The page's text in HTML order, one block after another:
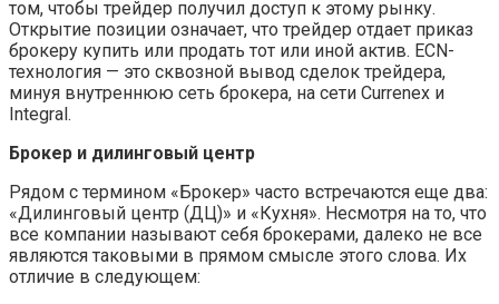
том, чтобы трейдер получил доступ к этому рынку.
Открытие позиции означает, что трейдер отдает приказ
брокеру купить или продать тот или иной актив. ECN-
технология — это сквозной вывод сделок трейдера,
минуя внутреннюю сеть брокера, на сети Currenex и
Integral.
Брокер и дилинговый центр
Рядом с термином «Брокер» часто встречаются еще два:
«Дилинговый центр (ДЦ)» и «Кухня». Несмотря на то, что
все компании называют себя брокерами, далеко не все
являются таковыми в прямом смысле этого слова. Их
отличие в следующем: